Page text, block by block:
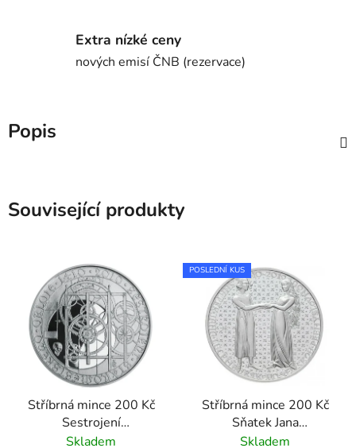
Extra nízké ceny
nových emisí ČNB (rezervace)
Popis
Související produkty
Stříbrná mince 200 Kč
Sestrojení
Staroměstského orloje
Skladem
POSLEDNÍ KUS
Stříbrná mince 200 Kč
Sňatek Jana
Lucemburského s
Skladem